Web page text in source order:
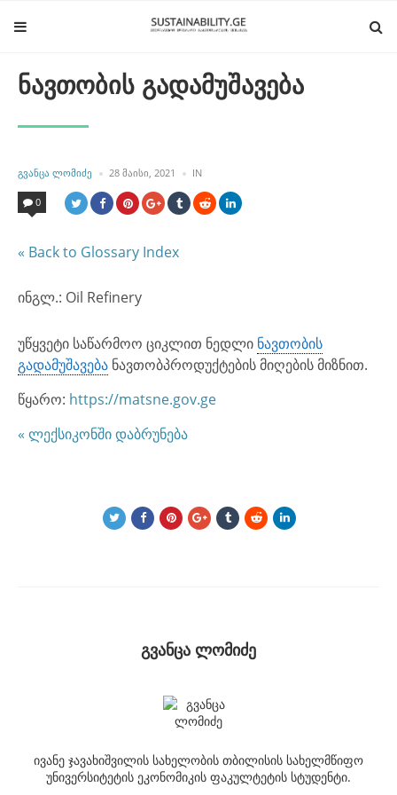
ნავთობის გადამუშავება
POSTED
BY
ᲒᲕᲐᲜᲪᲐ ᲚᲝᲛᲘᲫᲔ 28 ᲛᲐᲘᲡᲘ, 2021 INPOSTED
IN
0
« Back to Glossary Index
ინგლ.: Oil Refinery
უწყვეტი საწარმოო ციკლით ნედლი ნავთობის
გადამუშავება ნავთობპროდუქტების მიღების მიზნით.
წყარო: https://matsne.gov.ge
« ლექსიკონში დაბრუნება
გვანცა ლომიძე
ივანე ჯავახიშვილის სახელობის თბილისის სახელმწიფო
უნივერსიტეტის ეკონომიკის ფაკულტეტის სტუდენტი.